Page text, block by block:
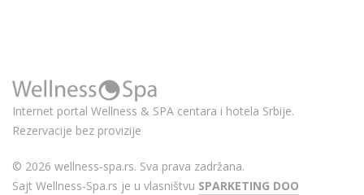
Internet portal Wellness & SPA centara i hotela Srbije.
Rezervacije bez provizije
© 2026 wellness-spa.rs. Sva prava zadržana.
Sajt Wellness-Spa.rs je u vlasništvu SPARKETING DOO